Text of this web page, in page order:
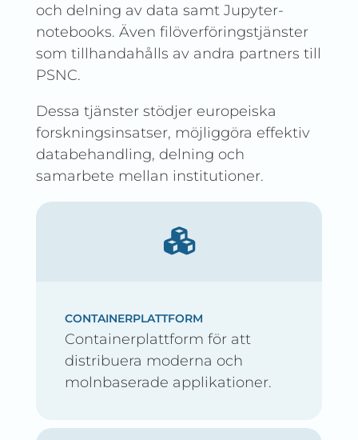
och delning av data samt Jupyter-
notebooks. Även filöverföringstjänster
som tillhandahålls av andra partners till
PSNC.
Dessa tjänster stödjer europeiska
forskningsinsatser, möjliggöra effektiv
databehandling, delning och
samarbete mellan institutioner.
CONTAINERPLATTFORM
Containerplattform för att
distribuera moderna och
molnbaserade applikationer.